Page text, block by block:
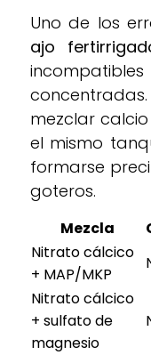
Uno de los
ajo
mezclar
el mismo
formarse
goteros.
Mezcla
Nitrato cálcico
+ MAP/MKP
Nitrato cálcico
+ sulfato de
magnesio